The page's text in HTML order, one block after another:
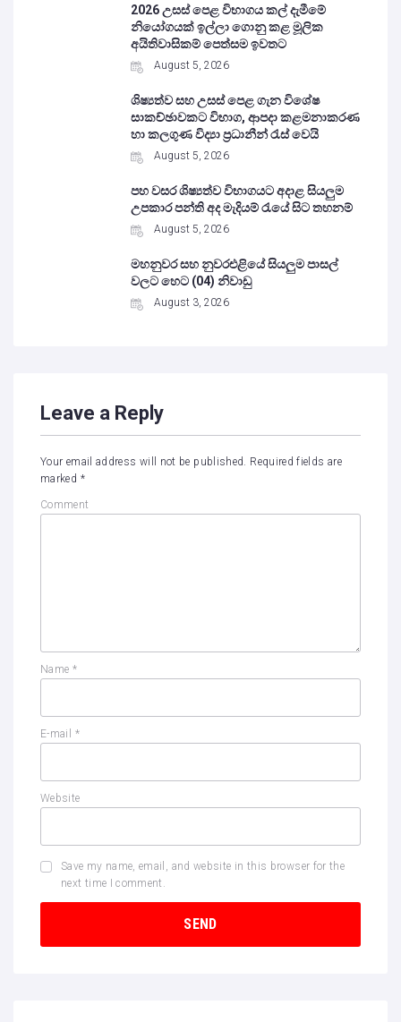
2026 උසස් පෙළ විභාගය කල් දැමීමේ
නියෝගයක් ඉල්ලා ගොනු කළ මූලික
අයිතිවාසිකම් පෙත්සම ඉවතට
August 5, 2026
ශිෂ්‍යත්ව සහ උසස් පෙළ ගැන විශේෂ
සාකච්ඡාවකට විභාග, ආපදා කළමනාකරණ
හා කලගුණ විද්‍යා ප්‍රධානීන් රැස් වෙයි
August 5, 2026
පහ වසර ශිෂ්‍යත්ව විභාගයට අදාළ සියලුම
උපකාර පන්ති අද මැදියම් රැයේ සිට තහනම්
August 5, 2026
මහනුවර සහ නුවරඑළියේ සියලුම පාසල්
වලට හෙට (04) නිවාඩු
August 3, 2026
Leave a Reply
Your email address will not be published. Required fields are
marked *
Comment
Name *
E-mail *
Website
Save my name, email, and website in this browser for the
next time I comment.